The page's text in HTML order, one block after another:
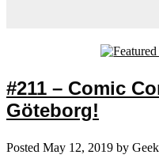
#211 – Comic
Göteborg!
Posted May 12, 2019 by